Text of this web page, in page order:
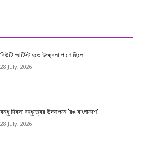
বিউটি আর্টিস্ট হতে উজ্জ্বলা পাশে ছিলো
28 July, 2026
বন্ধু দিবস: বন্ধুত্বের উদযাপনে ‘রঙ বাংলাদেশ’
28 July, 2026